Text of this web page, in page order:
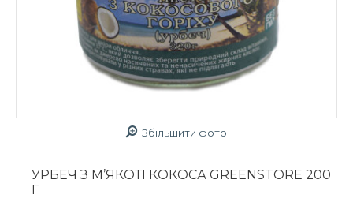
Збільшити фото
УРБЕЧ З М’ЯКОТІ КОКОСА GREENSTORE 200
Г